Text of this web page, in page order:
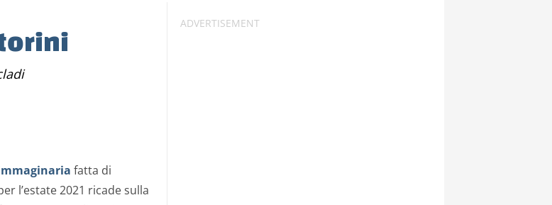
fatta di
l’estate 2021 ricade sulla